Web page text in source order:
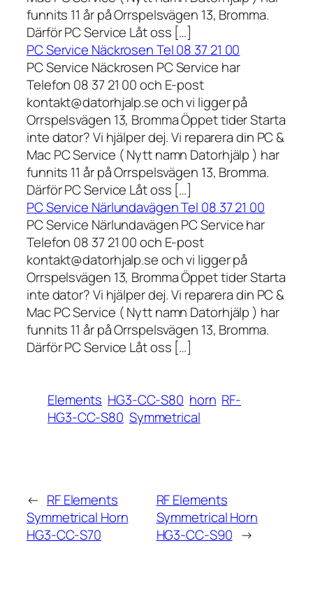
funnits 11 år på Orrspelsvägen 13, Bromma.
Därför PC Service Låt oss […]
PC Service Näckrosen Tel 08 37 21 00
PC Service Näckrosen PC Service har
Telefon 08 37 21 00 och E-post
kontakt@datorhjalp.se och vi ligger på
Orrspelsvägen 13, Bromma Öppet tider Starta
inte dator? Vi hjälper dej. Vi reparera din PC &
Mac PC Service ( Nytt namn Datorhjälp ) har
funnits 11 år på Orrspelsvägen 13, Bromma.
Därför PC Service Låt oss […]
PC Service Närlundavägen Tel 08 37 21 00
PC Service Närlundavägen PC Service har
Telefon 08 37 21 00 och E-post
kontakt@datorhjalp.se och vi ligger på
Orrspelsvägen 13, Bromma Öppet tider Starta
inte dator? Vi hjälper dej. Vi reparera din PC &
Mac PC Service ( Nytt namn Datorhjälp ) har
funnits 11 år på Orrspelsvägen 13, Bromma.
Därför PC Service Låt oss […]
Elements HG3-CC-S80 horn RF-
HG3-CC-S80 Symmetrical
← RF Elements
Symmetrical Horn
HG3-CC-S70
RF Elements
Symmetrical Horn
HG3-CC-S90 →